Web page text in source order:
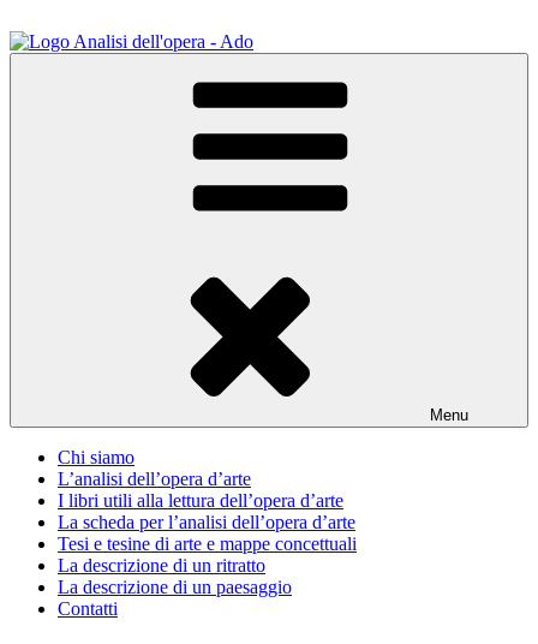
al
contenuto
Osservare le opere d'arte per capirle e imparare ad amarle
Menu
Chi siamo
L’analisi dell’opera d’arte
I libri utili alla lettura dell’opera d’arte
La scheda per l’analisi dell’opera d’arte
Tesi e tesine di arte e mappe concettuali
La descrizione di un ritratto
La descrizione di un paesaggio
Contatti